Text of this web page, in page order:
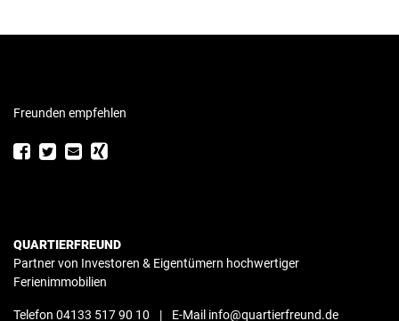
Freunden empfehlen
QUARTIERFREUND
Partner von Investoren & Eigentümern hochwertiger
Ferienimmobilien
Telefon 04133 517 90 10 | E-Mail info@quartierfreund.de